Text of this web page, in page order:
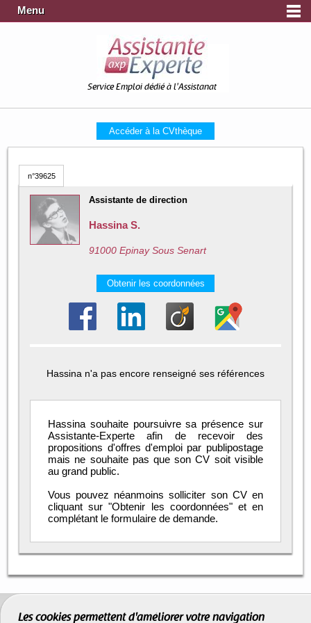
Menu
Service Emploi dédié à l'Assistanat
Accéder à la CVthèque
n°39625
Assistante de direction
Hassina S.
91000 Epinay Sous Senart
Obtenir les coordonnées
Hassina n'a pas encore renseigné ses références
Hassina souhaite poursuivre sa présence sur
Assistante-Experte afin de recevoir des
propositions d'offres d'emploi par publipostage
mais ne souhaite pas que son CV soit visible
au grand public.
Vous pouvez néanmoins solliciter son CV en
cliquant sur "Obtenir les coordonnées" et en
complétant le formulaire de demande.
Les cookies permettent d'améliorer votre navigation